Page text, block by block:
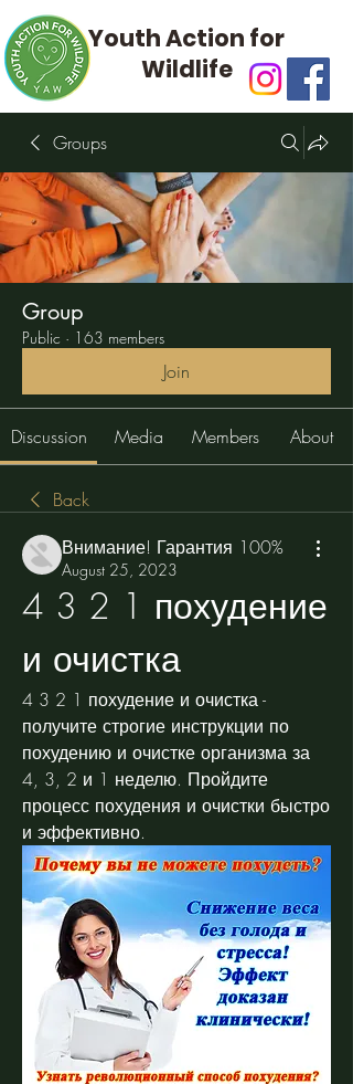
Youth Action for
Wildlife
Groups
Group
Public · 163 members
Join
Discussion Media Members About
Back
Внимание! Гарантия 100%
August 25, 2023
4 3 2 1 похудение
и очистка
4 3 2 1 похудение и очистка -
получите строгие инструкции по
похудению и очистке организма за
4, 3, 2 и 1 неделю. Пройдите
процесс похудения и очистки быстро
и эффективно.